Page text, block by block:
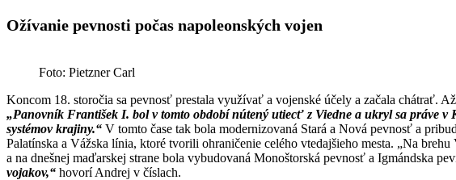
Ožívanie pevnosti počas napoleonských vojen
Foto: Pietzner Carl
Koncom 18. storočia sa pevnosť prestala využívať a vojenské účely a začala chátrať.
„Panovník František I. bol v tomto období nútený utiecť z Viedne a ukryl sa práve v
systémov krajiny.“ V tomto čase tak bola modernizovaná Stará a Nová pevnosť a
Palatínska a Vážska línia, ktoré tvorili ohraničenie celého vtedajšieho mesta. „Na
a na dnešnej maďarskej strane bola vybudovaná Monoštorská pevnosť a Igmándska
vojakov,“ hovorí Andrej v číslach.